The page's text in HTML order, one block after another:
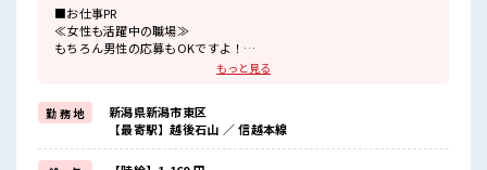
■お仕事PR
≪女性も活躍中の職場≫
もちろん男性の応募もOKですよ！
残業はほとんどナシ！
≪ラクラク制服アリ≫
制服があるので、
毎日の服装の悩み解消♪
もっと見る
勤 務 地
新潟県新潟市東区
【最寄駅】越後石山 ／ 信越本線